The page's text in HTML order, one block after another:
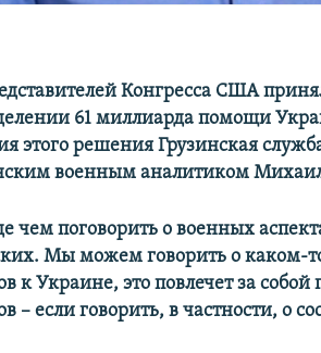
Конгресса США
61 миллиарда помощи
этого решения Грузинская
военным аналитиком
чем поговорить о военных
Мы можем говорить о каком-
к Украине, это повлечет за собой
– если говорить, в частности, о